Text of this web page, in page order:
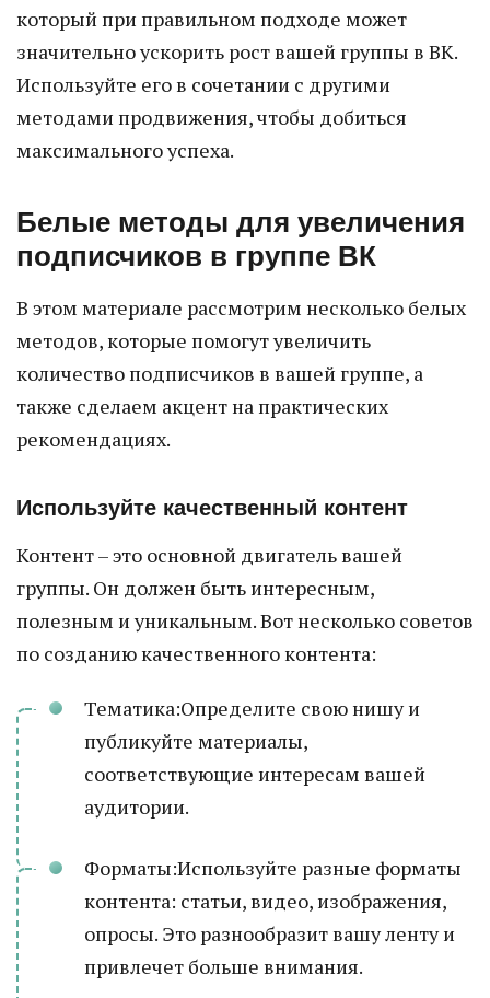
который при правильном подходе может
значительно ускорить рост вашей группы в ВК.
Используйте его в сочетании с другими
методами продвижения, чтобы добиться
максимального успеха.
Белые методы для увеличения
подписчиков в группе ВК
В этом материале рассмотрим несколько белых
методов, которые помогут увеличить
количество подписчиков в вашей группе, а
также сделаем акцент на практических
рекомендациях.
Используйте качественный контент
Контент – это основной двигатель вашей
группы. Он должен быть интересным,
полезным и уникальным. Вот несколько советов
по созданию качественного контента:
Тематика:Определите свою нишу и
публикуйте материалы,
соответствующие интересам вашей
аудитории.
Форматы:Используйте разные форматы
контента: статьи, видео, изображения,
опросы. Это разнообразит вашу ленту и
привлечет больше внимания.